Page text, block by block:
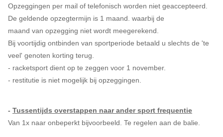
Opzeggingen per mail of telefonisch worden niet geaccepteerd.
De geldende opzegtermijn is 1 maand. waarbij de
maand van opzegging niet wordt meegerekend.
Bij voortijdig ontbinden van sportperiode betaald u slechts de 'te
veel' genoten korting terug.
- racketsport dient op te zeggen voor 1 november.
- restitutie is niet mogelijk bij opzeggingen.
- Tussentijds overstappen naar ander sport frequentie
Van 1x naar onbeperkt bijvoorbeeld. Te regelen aan de balie.